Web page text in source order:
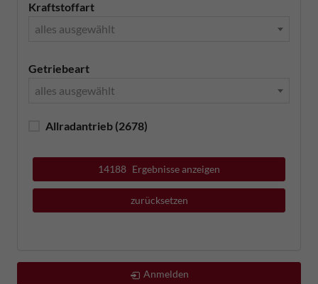
Kraftstoffart
alles ausgewählt
Getriebeart
alles ausgewählt
Allradantrieb (2678)
14188 Ergebnisse anzeigen
zurücksetzen
Anmelden